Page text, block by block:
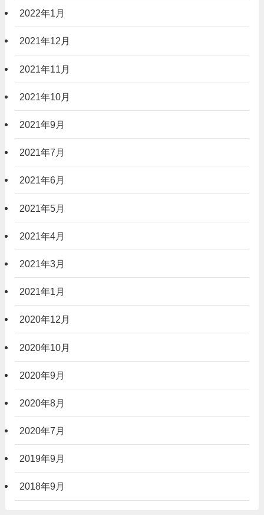
2022年1月
2021年12月
2021年11月
2021年10月
2021年9月
2021年7月
2021年6月
2021年5月
2021年4月
2021年3月
2021年1月
2020年12月
2020年10月
2020年9月
2020年8月
2020年7月
2019年9月
2018年9月